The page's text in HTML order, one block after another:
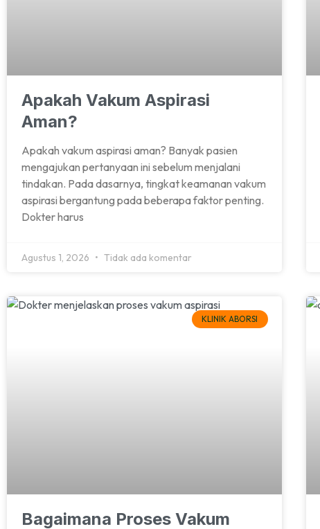
Apakah Vakum Aspirasi
Aman?
Apakah vakum aspirasi aman? Banyak pasien
mengajukan pertanyaan ini sebelum menjalani
tindakan. Pada dasarnya, tingkat keamanan vakum
aspirasi bergantung pada beberapa faktor penting.
Dokter harus
Agustus 1, 2026 Tidak ada komentar
KLINIK ABORSI
Bagaimana Proses Vakum